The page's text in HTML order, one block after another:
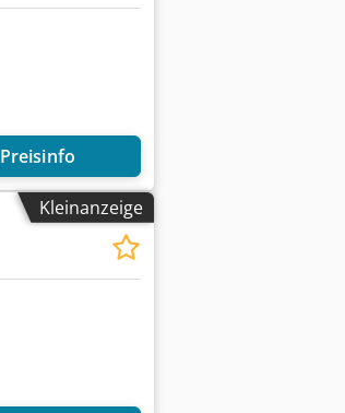
Preisinfo
Kleinanzeige